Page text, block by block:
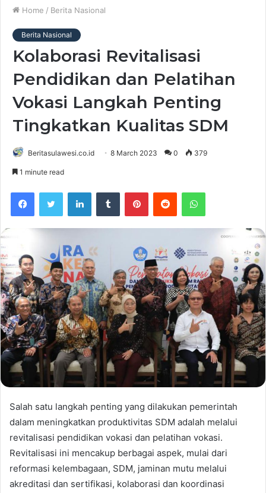
Home / Berita Nasional
Berita Nasional
Kolaborasi Revitalisasi
Pendidikan dan Pelatihan
Vokasi Langkah Penting
Tingkatkan Kualitas SDM
Beritasulawesi.co.id 8 March 2023 0 379
1 minute read
Salah satu langkah penting yang dilakukan pemerintah
dalam meningkatkan produktivitas SDM adalah melalui
revitalisasi pendidikan vokasi dan pelatihan vokasi.
Revitalisasi ini mencakup berbagai aspek, mulai dari
reformasi kelembagaan, SDM, jaminan mutu melalui
akreditasi dan sertifikasi, kolaborasi dan koordinasi